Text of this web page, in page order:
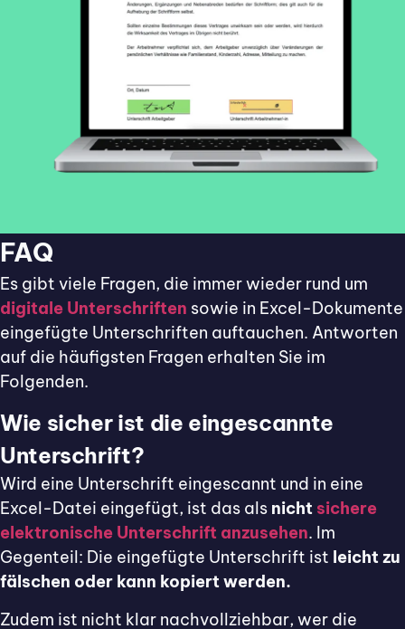
FAQ
Es gibt viele Fragen, die immer wieder rund um
digitale Unterschriften sowie in Excel-Dokumente
eingefügte Unterschriften auftauchen. Antworten
auf die häufigsten Fragen erhalten Sie im
Folgenden.
Wie sicher ist die eingescannte
Unterschrift?
Wird eine Unterschrift eingescannt und in eine
Excel-Datei eingefügt, ist das als nicht sichere
elektronische Unterschrift anzusehen. Im
Gegenteil: Die eingefügte Unterschrift ist leicht zu
fälschen oder kann kopiert werden.
Zudem ist nicht klar nachvollziehbar, wer die